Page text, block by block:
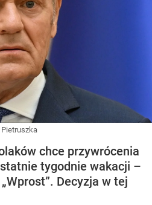
Pietruszka
chce przywrócenia
tygodnie wakacji –
Decyzja w tej